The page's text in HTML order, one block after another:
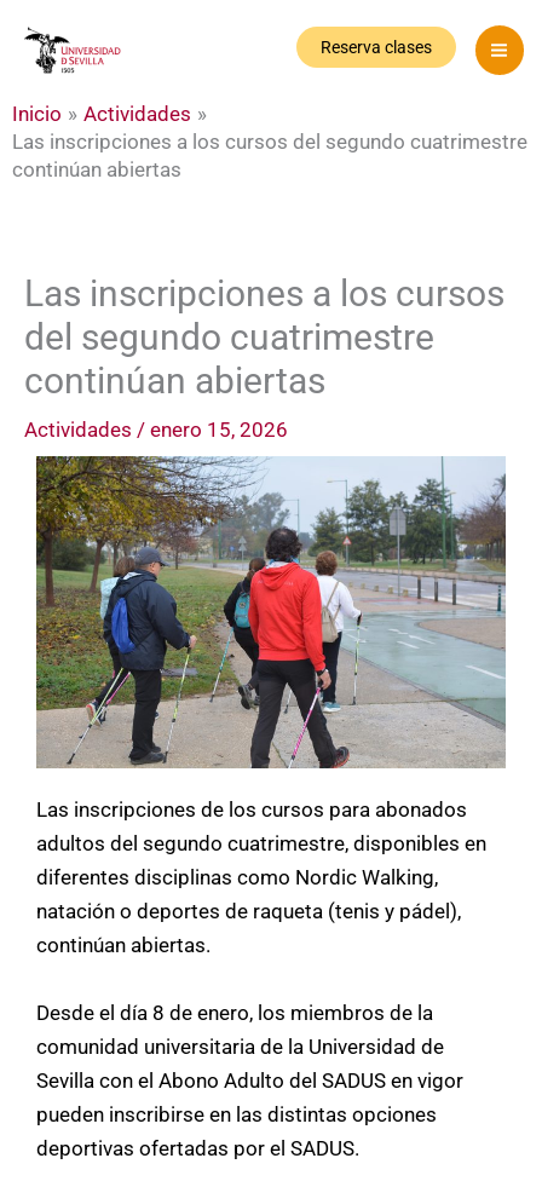
Reserva clases
Inicio
Actividades
Las inscripciones a los cursos del segundo cuatrimestre
continúan abiertas
Las inscripciones a los cursos
del segundo cuatrimestre
continúan abiertas
Actividades / enero 15, 2026
Las inscripciones de los cursos para abonados
adultos del segundo cuatrimestre, disponibles en
diferentes disciplinas como Nordic Walking,
natación o deportes de raqueta (tenis y pádel),
continúan abiertas.
Desde el día 8 de enero, los miembros de la
comunidad universitaria de la Universidad de
Sevilla con el Abono Adulto del SADUS en vigor
pueden inscribirse en las distintas opciones
deportivas ofertadas por el SADUS.